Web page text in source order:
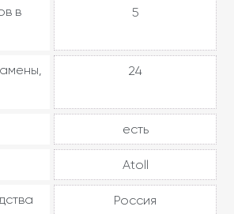
в
5
24
есть
Atoll
Россия